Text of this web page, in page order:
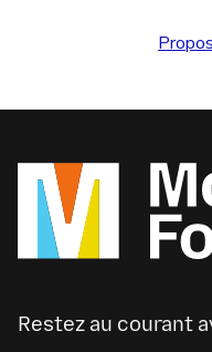
Restez au courant